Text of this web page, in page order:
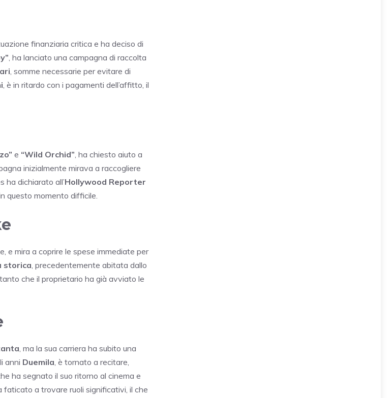
finanziaria critica e ha deciso di
, ha lanciato una campagna di raccolta
, somme necessarie per evitare di
, è in ritardo con i pagamenti dell’affitto, il
e “Wild Orchid”, ha chiesto aiuto a
inizialmente mirava a raccogliere
ha dichiarato all’Hollywood Reporter
questo momento difficile.
e mira a coprire le spese immediate per
storica, precedentemente abitata dallo
che il proprietario ha già avviato le
, ma la sua carriera ha subito una
anni Duemila, è tornato a recitare,
ha segnato il suo ritorno al cinema e
faticato a trovare ruoli significativi, il che